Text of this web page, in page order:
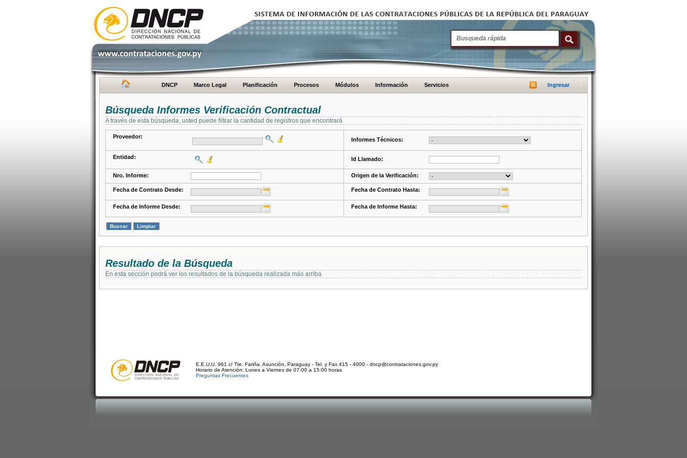
DNCP Marco Legal Planificación Procesos Módulos Información Servicios Ingresar
Búsqueda Informes Verificación Contractual
A través de esta búsqueda, usted puede filtrar la cantidad de registros que encontrará
Proveedor: Informes Técnicos:
Entidad: Id Llamado:
Nro. Informe: Origen de la Verificación:
Fecha de Contrato Desde: Fecha de Contrato Hasta:
Fecha de Informe Desde: Fecha de Informe Hasta:
Resultado de la Búsqueda
En esta sección podrá ver los resultados de la búsqueda realizada más arriba
E.E.U.U. 961 c/ Tte. Fariña. Asunción, Paraguay - Tel. y Fax 415 - 4000 - dncp@contrataciones.gov.py
Horario de Atención: Lunes a Viernes de 07:00 a 15:00 horas
Preguntas Frecuentes